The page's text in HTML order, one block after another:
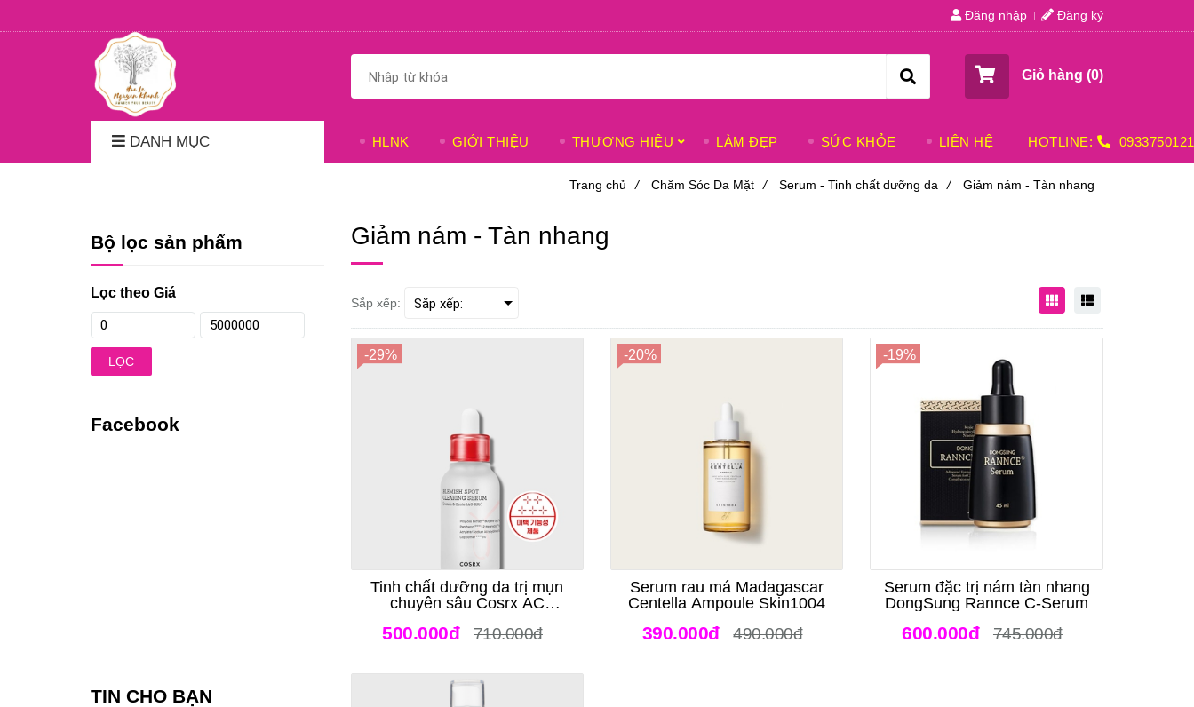
Đăng nhập Đăng ký
Giỏ hàng (0)
DANH MỤC HLNK GIỚI THIỆU THƯƠNG HIỆU LÀM ĐẸP SỨC KHỎE LIÊN HỆ HOTLINE: 0933750121
Trang chủ / Chăm Sóc Da Mặt / Serum - Tinh chất dưỡng da / Giảm nám - Tàn nhang
Giảm nám - Tàn nhang
Sắp xếp:
-29%
Tinh chất dưỡng da trị mụn
chuyên sâu Cosrx AC
Clearing Serum 40ml
500.000đ 710.000đ
-20%
Serum rau má Madagascar
Centella Ampoule Skin1004
390.000đ 490.000đ
-19%
Serum đặc trị nám tàn nhang
DongSung Rannce C-Serum
600.000đ 745.000đ
Bộ lọc sản phẩm
Lọc theo Giá
LỌC
Facebook
TIN CHO BẠN